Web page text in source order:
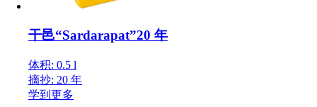
干邑“Sardarapat”20 年
体积: 0.5 l
摘抄: 20 年
学到更多